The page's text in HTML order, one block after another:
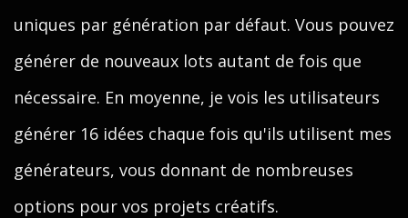
uniques par génération par défaut. Vous pouvez
générer de nouveaux lots autant de fois que
nécessaire. En moyenne, je vois les utilisateurs
générer 16 idées chaque fois qu'ils utilisent mes
générateurs, vous donnant de nombreuses
options pour vos projets créatifs.